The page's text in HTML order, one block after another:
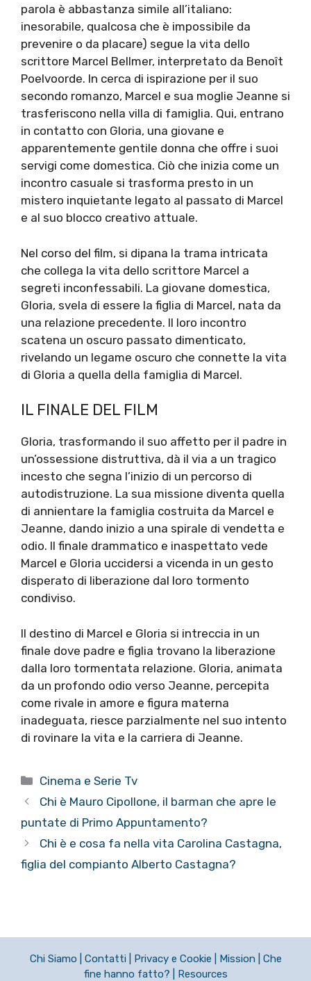
parola è abbastanza simile all’italiano:
inesorabile, qualcosa che è impossibile da
prevenire o da placare) segue la vita dello
scrittore Marcel Bellmer, interpretato da Benoît
Poelvoorde. In cerca di ispirazione per il suo
secondo romanzo, Marcel e sua moglie Jeanne si
trasferiscono nella villa di famiglia. Qui, entrano
in contatto con Gloria, una giovane e
apparentemente gentile donna che offre i suoi
servigi come domestica. Ciò che inizia come un
incontro casuale si trasforma presto in un
mistero inquietante legato al passato di Marcel
e al suo blocco creativo attuale.
Nel corso del film, si dipana la trama intricata
che collega la vita dello scrittore Marcel a
segreti inconfessabili. La giovane domestica,
Gloria, svela di essere la figlia di Marcel, nata da
una relazione precedente. Il loro incontro
scatena un oscuro passato dimenticato,
rivelando un legame oscuro che connette la vita
di Gloria a quella della famiglia di Marcel.
IL FINALE DEL FILM
Gloria, trasformando il suo affetto per il padre in
un’ossessione distruttiva, dà il via a un tragico
incesto che segna l’inizio di un percorso di
autodistruzione. La sua missione diventa quella
di annientare la famiglia costruita da Marcel e
Jeanne, dando inizio a una spirale di vendetta e
odio. Il finale drammatico e inaspettato vede
Marcel e Gloria uccidersi a vicenda in un gesto
disperato di liberazione dal loro tormento
condiviso.
Il destino di Marcel e Gloria si intreccia in un
finale dove padre e figlia trovano la liberazione
dalla loro tormentata relazione. Gloria, animata
da un profondo odio verso Jeanne, percepita
come rivale in amore e figura materna
inadeguata, riesce parzialmente nel suo intento
di rovinare la vita e la carriera di Jeanne.
Categorie
Cinema e Serie Tv
Chi è Mauro Cipollone, il barman che apre le
puntate di Primo Appuntamento?
Chi è e cosa fa nella vita Carolina Castagna,
figlia del compianto Alberto Castagna?
Chi Siamo Contatti Privacy e Cookie Mission
Che
fine hanno fatto?
Resources